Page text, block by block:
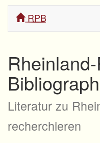
RPB
Literatur zu
recherchieren